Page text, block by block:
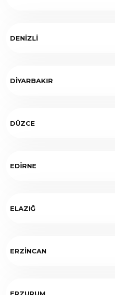
DENİZLİ
DİYARBAKIR
DÜZCE
EDİRNE
ELAZIĞ
ERZİNCAN
ERZURUM